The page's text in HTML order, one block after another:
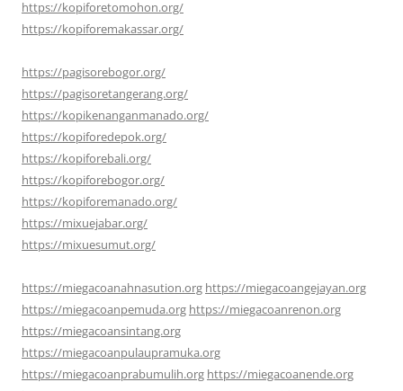
https://kopiforetomohon.org/
https://kopiforemakassar.org/
https://pagisorebogor.org/
https://pagisoretangerang.org/
https://kopikenanganmanado.org/
https://kopiforedepok.org/
https://kopiforebali.org/
https://kopiforebogor.org/
https://kopiforemanado.org/
https://mixuejabar.org/
https://mixuesumut.org/
https://miegacoanahnasution.org https://miegacoangejayan.org
https://miegacoanpemuda.org https://miegacoanrenon.org
https://miegacoansintang.org
https://miegacoanpulaupramuka.org
https://miegacoanprabumulih.org https://miegacoanende.org